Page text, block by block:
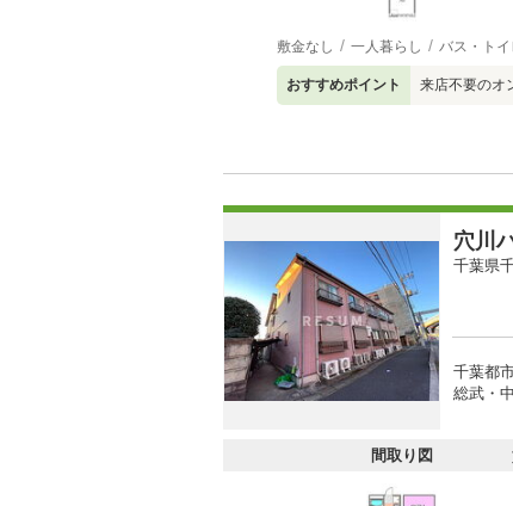
敷金なし 一人暮らし バス・トイ
おすすめポイント 来店不要のオ
穴川
千葉県
千葉都
総武・
間取り図